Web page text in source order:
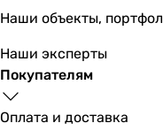
Основные
Тип
Наши объекты,
Наши эксперты
Покупателям
Оплата и доставка